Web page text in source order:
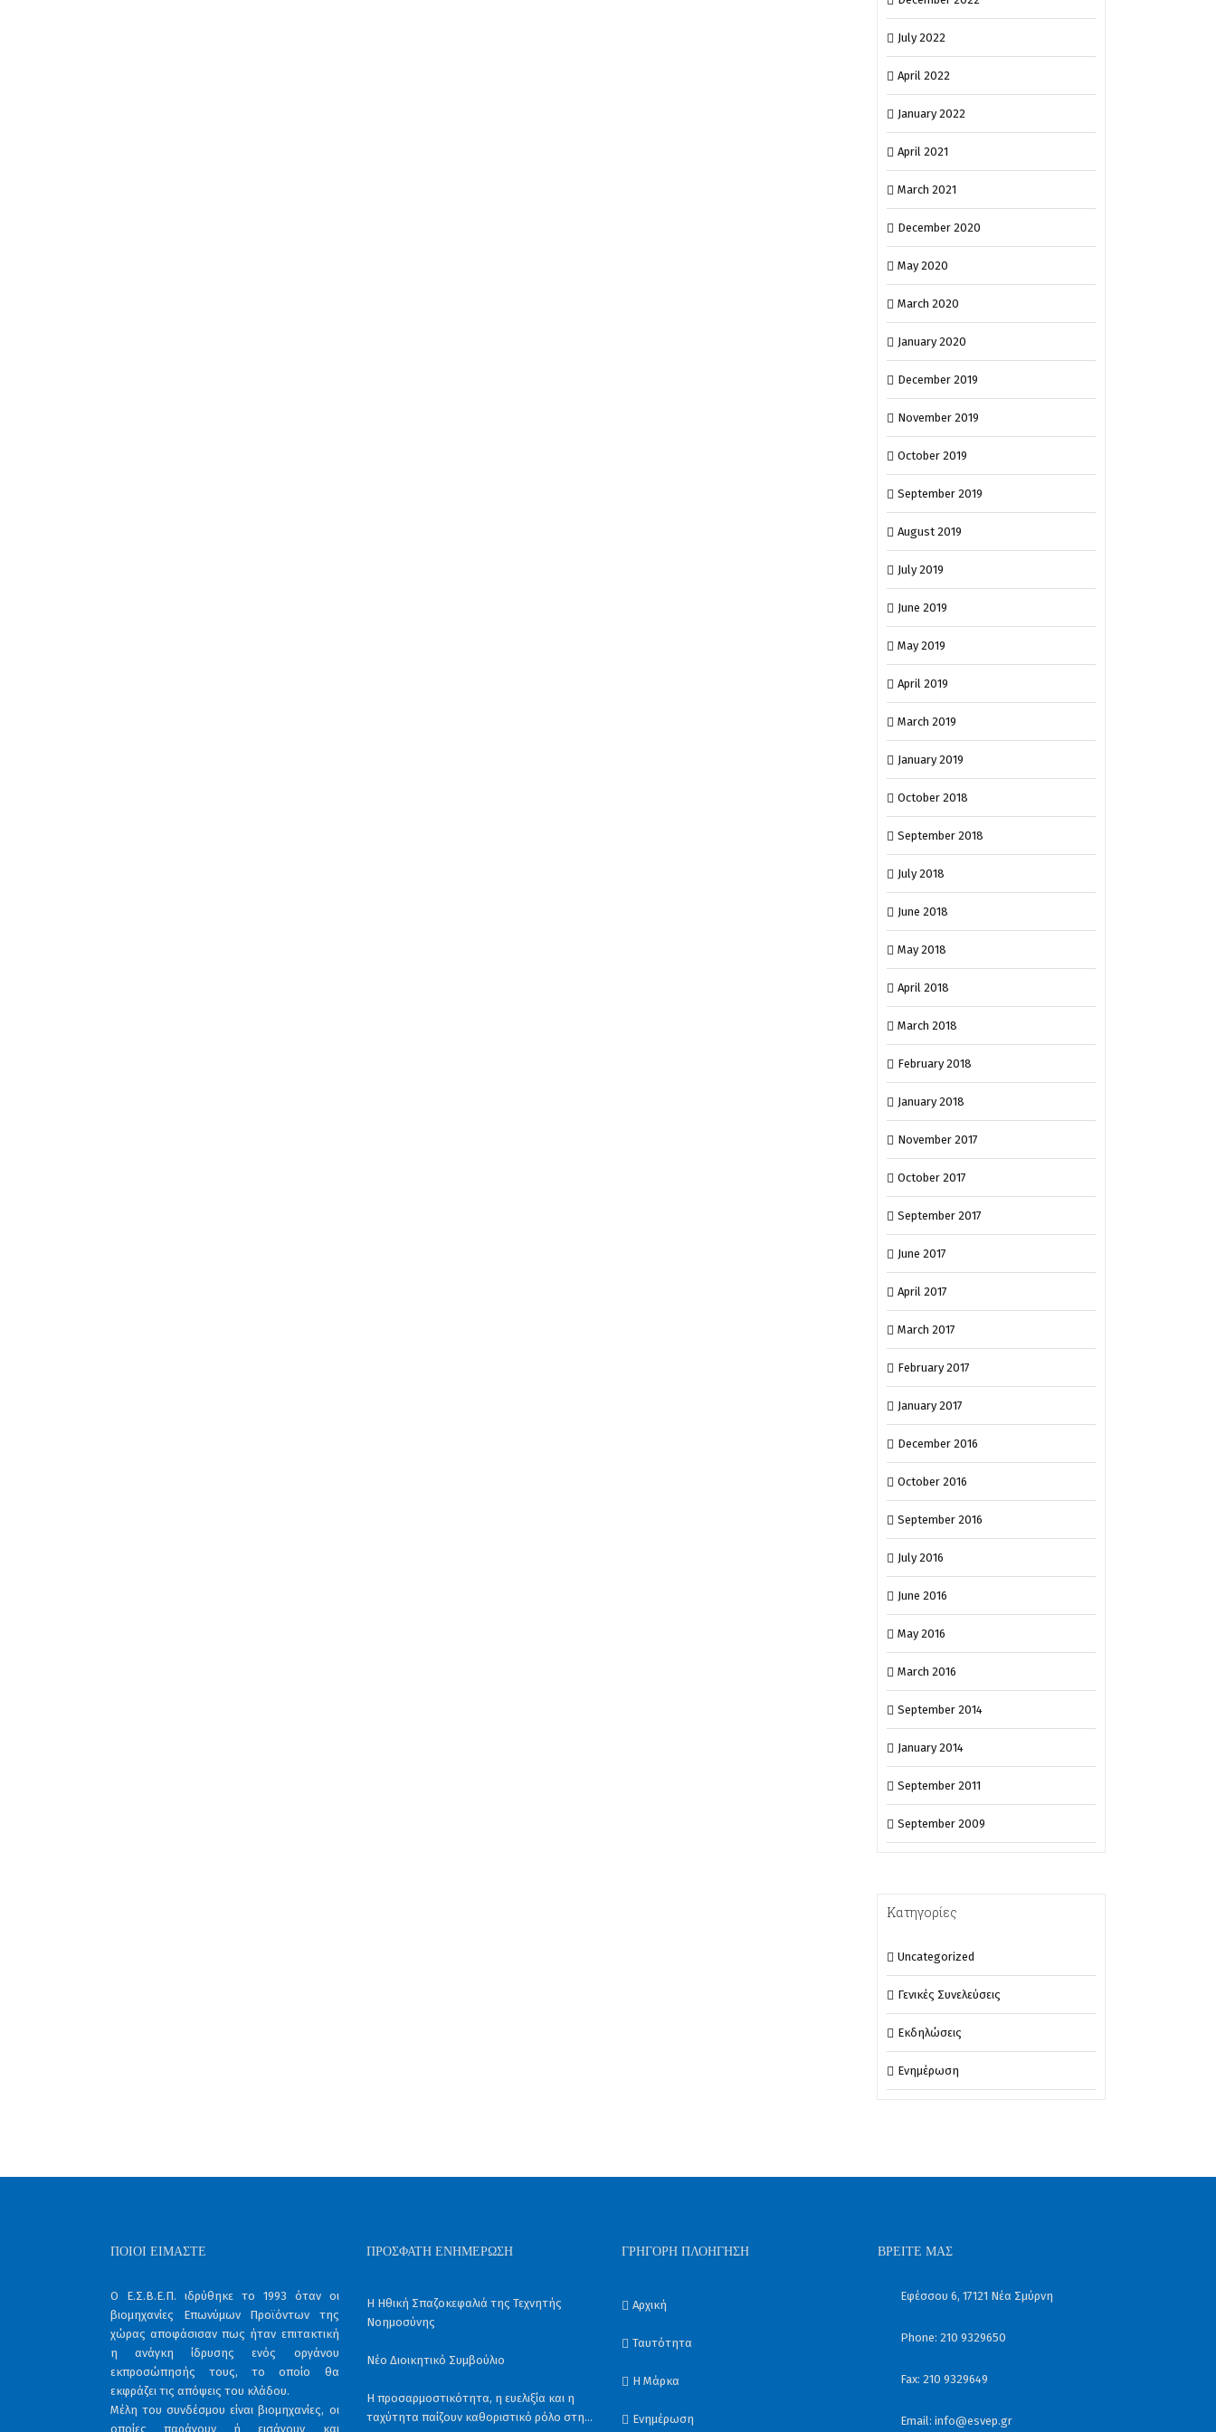
July 2022
April 2022
January 2022
April 2021
March 2021
December 2020
May 2020
March 2020
January 2020
December 2019
November 2019
October 2019
September 2019
August 2019
July 2019
June 2019
May 2019
April 2019
March 2019
January 2019
October 2018
September 2018
July 2018
June 2018
May 2018
April 2018
March 2018
February 2018
January 2018
November 2017
October 2017
September 2017
June 2017
April 2017
March 2017
February 2017
January 2017
December 2016
October 2016
September 2016
July 2016
June 2016
May 2016
March 2016
September 2014
January 2014
September 2011
September 2009
Κατηγορίες
Uncategorized
Γενικές Συνελεύσεις
Εκδηλώσεις
Ενημέρωση
ΠΟΙΟΙ ΕΊΜΑΣΤΕ
Ο Ε.Σ.Β.Ε.Π. ιδρύθηκε το 1993 όταν οι
βιομηχανίες Επωνύμων Προϊόντων της
χώρας αποφάσισαν πως ήταν επιτακτική
η ανάγκη ίδρυσης ενός οργάνου
εκπροσώπησής τους, το οποίο θα
εκφράζει τις απόψεις του κλάδου.
Μέλη του συνδέσμου είναι βιομηχανίες, οι
οποίες παράγουν ή εισάγουν και
ΠΡΌΣΦΑΤΗ ΕΝΗΜΈΡΩΣΗ
Η Ηθική Σπαζοκεφαλιά της Τεχνητής
Νοημοσύνης
Νέο Διοικητικό Συμβούλιο
Η προσαρμοστικότητα, η ευελιξία και η
ταχύτητα παίζουν καθοριστικό ρόλο στη
ΓΡΉΓΟΡΗ ΠΛΟΉΓΗΣΗ
Αρχική
Ταυτότητα
Η Μάρκα
Ενημέρωση
ΒΡΕΊΤΕ ΜΑΣ
Εφέσσου 6, 17121 Νέα Σμύρνη
Phone: 210 9329650
Fax: 210 9329649
Email: info@esvep.gr